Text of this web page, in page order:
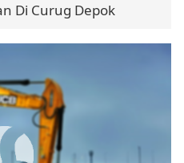
Di Curug Depok